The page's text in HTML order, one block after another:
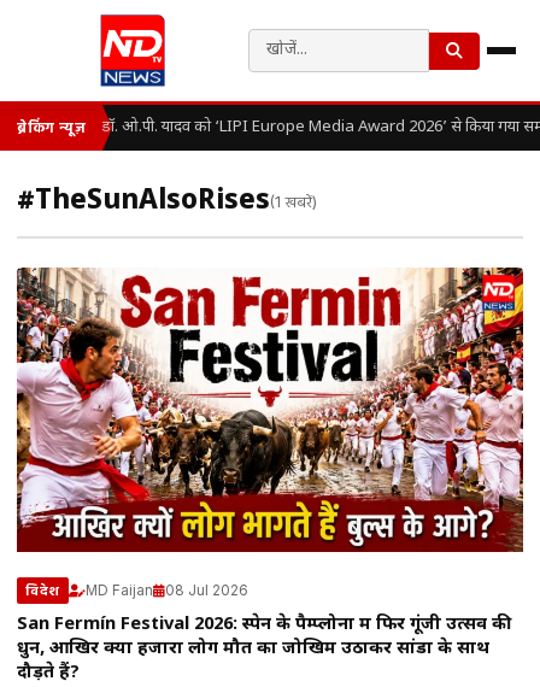
ब्रेकिंग न्यूज़ डॉ. ओ.पी. यादव को ‘LIPI Europe Media Award 2026’ से किया गया
#TheSunAlsoRises(1 खबरें)
विदेश MD Faijan 08 Jul 2026
San Fermín Festival 2026: स्पेन के पैम्प्लोना में फिर गूंजी उत्सव की
धुन, आखिर क्यों हजारों लोग मौत का जोखिम उठाकर सांडों के साथ
दौड़ते हैं?